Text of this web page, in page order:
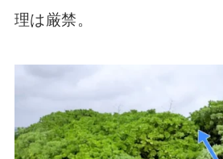
理は厳禁。